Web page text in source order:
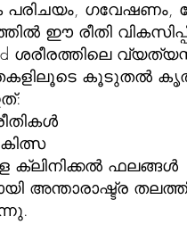
പരിചയം, ഗവേഷണം,
ഈ രീതി
ശരീരത്തിലെ
കൂടുതൽ
ക്ലിനിക്കൽ ഫലങ്ങൾ
അന്താരാഷ്ട്ര